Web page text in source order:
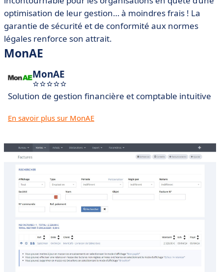
optimisation de leur gestion… à moindres frais ! La
garantie de sécurité et de conformité aux normes
légales renforce son attrait.
MonAE
MonAE
Solution de gestion financière et comptable intuitive
En savoir plus sur MonAE